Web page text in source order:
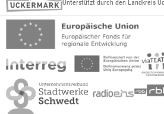
Unterstützt durch den Landkreis